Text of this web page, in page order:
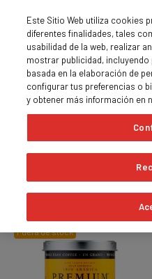
MENÚ
Fuera de stock
Este Sitio Web utiliza cookies
diferentes finalidades, tales
usabilidad de la web, realizar
mostrar publicidad,
basada en la elaboración de
configurar tus preferencias o
y obtener más información en